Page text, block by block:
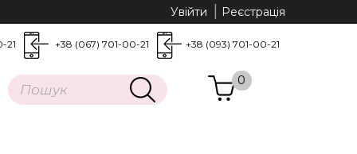
Увійти Реєстрація
21 +38 (067) 701-00-21 +38 (093) 701-00-21
0